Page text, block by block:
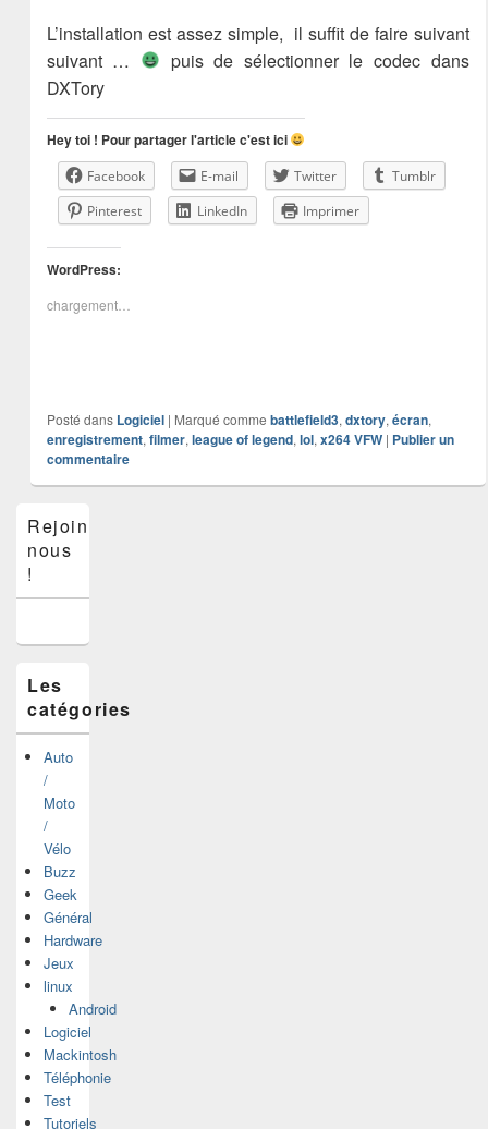
L’installation est assez simple, il suffit de faire suivant
suivant …
puis de sélectionner le codec dans
DXTory
Hey toi ! Pour partager l'article c'est ici
Facebook E-mail Twitter
Tumblr
Pinterest
LinkedIn Imprimer
WordPress:
chargement…
Posté dans Logiciel | Marqué comme battlefield3, dxtory, écran,
enregistrement, filmer, league of legend, lol, x264 VFW | Publier un
commentaire
principale
de
widget
latérale
Rejoins-
nous
!
Les
catégories
Auto
/
Moto
/
Vélo
Buzz
Geek
Général
Hardware
Jeux
linux
Android
Logiciel
Mackintosh
Téléphonie
Test
Tutoriels